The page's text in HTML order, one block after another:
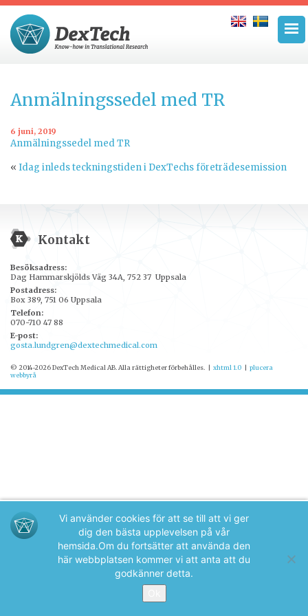
Anmälningssedel med TR
6 juni, 2019
Anmälningssedel med TR
« Idag inleds teckningstiden i DexTechs företrädesemission
Kontakt
Besöksadress:
Dag Hammarskjölds Väg 34A, 752 37 Uppsala
Postadress:
Box 389, 751 06 Uppsala
Telefon:
070-710 47 88
E-post:
gosta.lundgren@dextechmedical.com
© 2014-2026 DexTech Medical AB. Alla rättigheter förbehålles. | xhtml 1.0 | plucera
webbyrå
Vi använder cookies för att se till att vi ger
dig den bästa upplevelsen på vår
hemsida.Om du fortsätter att använda den
här webbplatsen kommer vi att anta att du
godkänner detta.